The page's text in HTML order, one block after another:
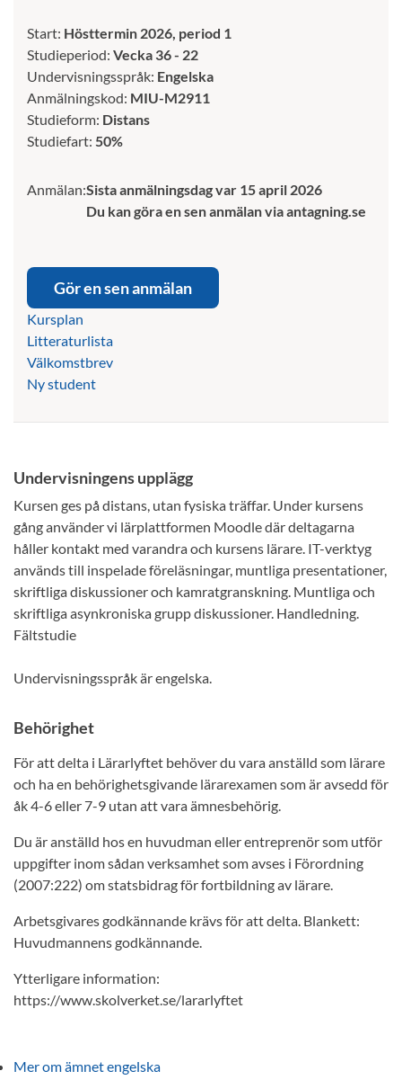
Start: Hösttermin 2026, period 1
Studieperiod: Vecka 36 - 22
Undervisningsspråk: Engelska
Anmälningskod: MIU-M2911
Studieform: Distans
Studiefart: 50%
Anmälan:Sista anmälningsdag var 15 april 2026
Du kan göra en sen anmälan via antagning.se
Gör en sen anmälan
Kursplan
Litteraturlista
Välkomstbrev
Ny student
Undervisningens upplägg
Kursen ges på distans, utan fysiska träffar. Under kursens
gång använder vi lärplattformen Moodle där deltagarna
håller kontakt med varandra och kursens lärare. IT-verktyg
används till inspelade föreläsningar, muntliga presentationer,
skriftliga diskussioner och kamratgranskning. Muntliga och
skriftliga asynkroniska grupp diskussioner. Handledning.
Fältstudie
Undervisningsspråk är engelska.
Behörighet
För att delta i Lärarlyftet behöver du vara anställd som lärare
och ha en behörighetsgivande lärarexamen som är avsedd för
åk 4-6 eller 7-9 utan att vara ämnesbehörig.
Du är anställd hos en huvudman eller entreprenör som utför
uppgifter inom sådan verksamhet som avses i Förordning
(2007:222) om statsbidrag för fortbildning av lärare.
Arbetsgivares godkännande krävs för att delta. Blankett:
Huvudmannens godkännande.
Ytterligare information:
https://www.skolverket.se/lararlyftet
Mer om ämnet engelska